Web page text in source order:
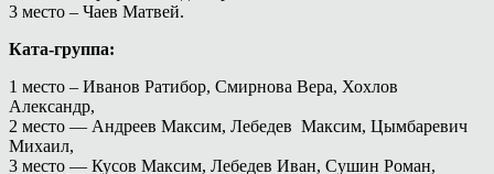
3 место – Чаев Матвей.
Ката-группа:
1 место – Иванов Ратибор, Смирнова Вера, Хохлов
Александр,
2 место — Андреев Максим, Лебедев Максим, Цымбаревич
Михаил,
3 место — Кусов Максим, Лебедев Иван, Сушин Роман,